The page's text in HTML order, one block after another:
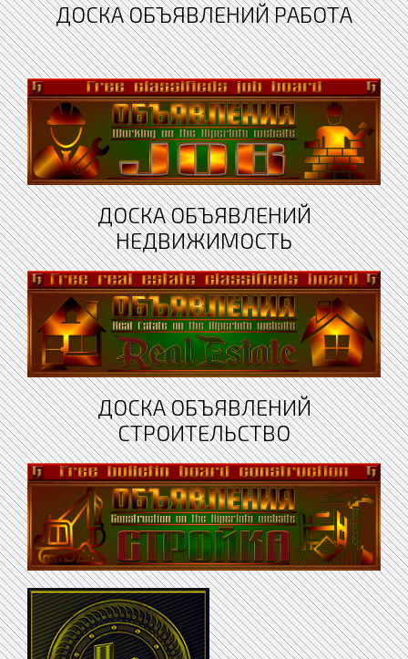
ДОСКА ОБЪЯВЛЕНИЙ РАБОТА
ДОСКА ОБЪЯВЛЕНИЙ
НЕДВИЖИМОСТЬ
ДОСКА ОБЪЯВЛЕНИЙ
СТРОИТЕЛЬСТВО